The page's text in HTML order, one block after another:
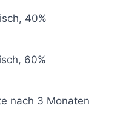
40%
60%
nach 3 Monaten